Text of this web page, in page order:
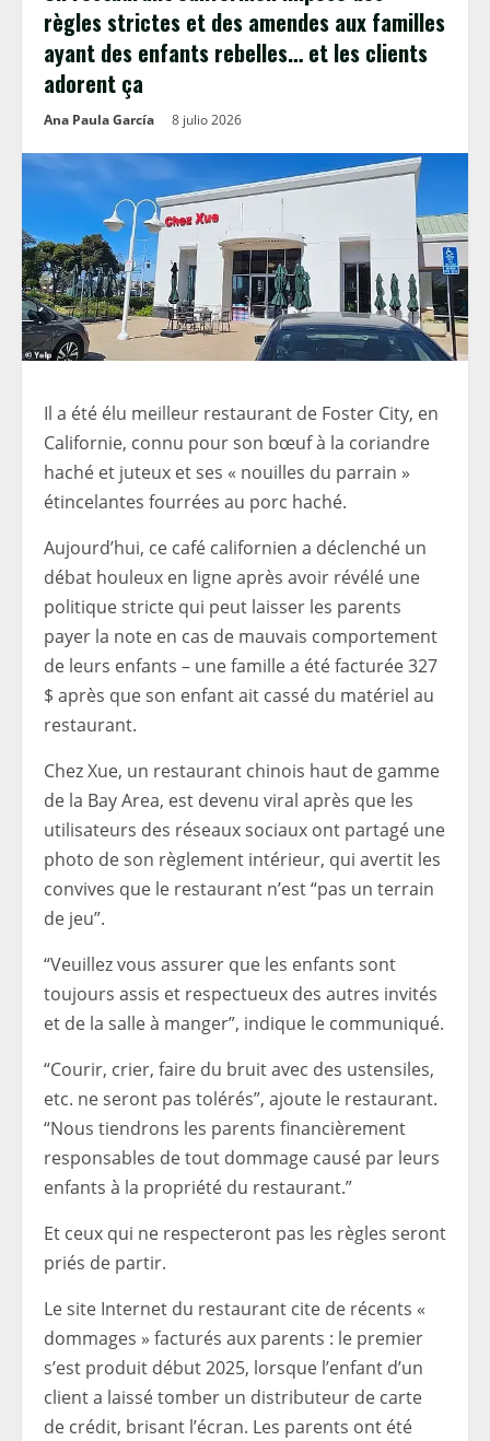
règles strictes et des amendes aux familles
ayant des enfants rebelles… et les clients
adorent ça
Ana Paula García 8 julio 2026
Il a été élu meilleur restaurant de Foster City, en
Californie, connu pour son bœuf à la coriandre
haché et juteux et ses « nouilles du parrain »
étincelantes fourrées au porc haché.
Aujourd’hui, ce café californien a déclenché un
débat houleux en ligne après avoir révélé une
politique stricte qui peut laisser les parents
payer la note en cas de mauvais comportement
de leurs enfants – une famille a été facturée 327
$ après que son enfant ait cassé du matériel au
restaurant.
Chez Xue, un restaurant chinois haut de gamme
de la Bay Area, est devenu viral après que les
utilisateurs des réseaux sociaux ont partagé une
photo de son règlement intérieur, qui avertit les
convives que le restaurant n’est “pas un terrain
de jeu”.
“Veuillez vous assurer que les enfants sont
toujours assis et respectueux des autres invités
et de la salle à manger”, indique le communiqué.
“Courir, crier, faire du bruit avec des ustensiles,
etc. ne seront pas tolérés”, ajoute le restaurant.
“Nous tiendrons les parents financièrement
responsables de tout dommage causé par leurs
enfants à la propriété du restaurant.”
Et ceux qui ne respecteront pas les règles seront
priés de partir.
Le site Internet du restaurant cite de récents «
dommages » facturés aux parents : le premier
s’est produit début 2025, lorsque l’enfant d’un
client a laissé tomber un distributeur de carte
de crédit, brisant l’écran. Les parents ont été